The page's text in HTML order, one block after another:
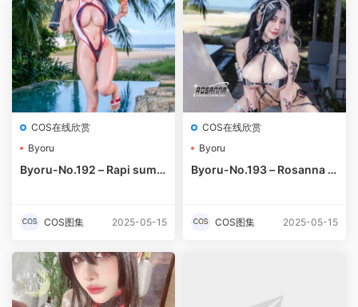
COS在线欣赏
Byoru
Byoru-No.192 – Rapi summ
COS图集 2025-05-15
COS在线欣赏
Byoru
Byoru-No.193 – Rosanna s
COS图集 2025-05-15